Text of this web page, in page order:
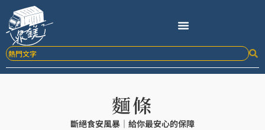
要
內
麵條
斷絕食安風暴｜給你最安心的保障